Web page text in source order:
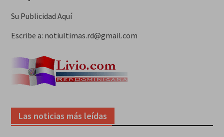
Su Publicidad Aquí
Escribe a: notiultimas.rd@gmail.com
Las noticias más leídas